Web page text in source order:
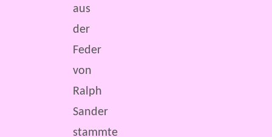
aus
der
Feder
von
Ralph
Sander
stammte